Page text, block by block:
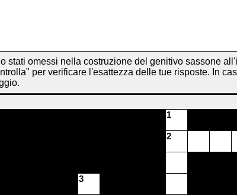
stati omessi nella costruzione del genitivo sassone
per verificare l'esattezza delle tue risposte. In
1
2
3